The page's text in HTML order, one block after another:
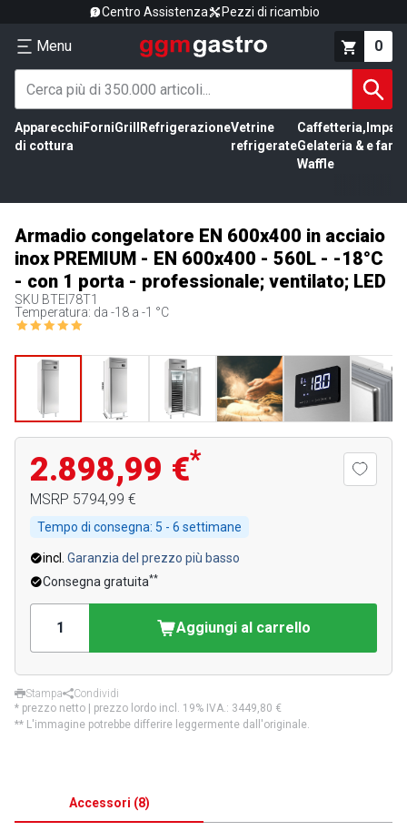
Centro Assistenza Pezzi di ricambio
Menu 0
Apparecchi
di cottura
ForniGrill RefrigerazioneVetrine
refrigerate
Caffetteria,
Gelateria &
Waffle
e
Armadio congelatore EN 600x400 in acciaio
inox PREMIUM - EN 600x400 - 560L - -18°C
- con 1 porta - professionale; ventilato; LED
SKU BTEI78T1
Temperatura: da -18 a -1 °C
2.898,99 €*
MSRP 5794,99 €
Tempo di consegna: 5 - 6 settimane
incl. Garanzia del prezzo più basso
Consegna gratuita**
Aggiungi al carrello
Stampa
Condividi
* prezzo netto | prezzo lordo incl. 19% IVA.: 3449,80 €
** L'immagine potrebbe differire leggermente dall'originale.
Accessori (8)